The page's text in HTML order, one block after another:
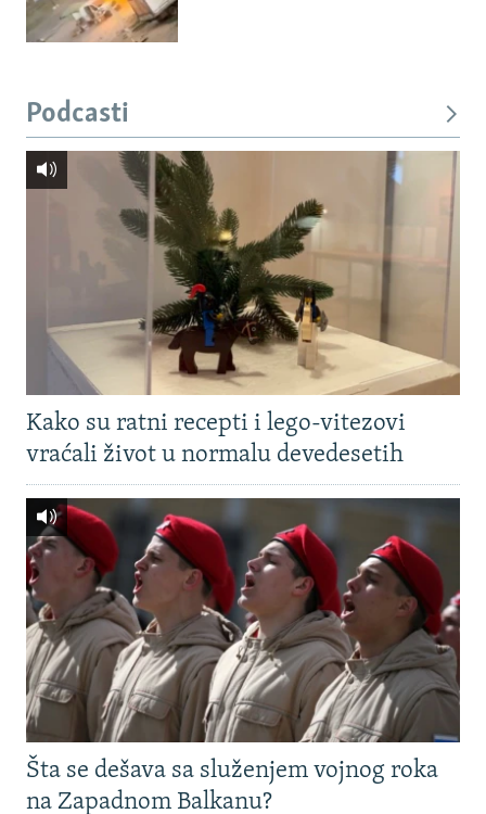
Podcasti
Kako su ratni recepti i lego-vitezovi
vraćali život u normalu devedesetih
Šta se dešava sa služenjem vojnog roka
na Zapadnom Balkanu?